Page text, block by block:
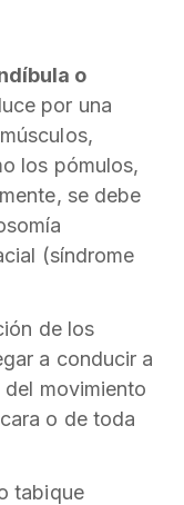
o
por una
los pómulos,
se debe
(síndrome
de los
a conducir a
movimiento
o de toda
tabique